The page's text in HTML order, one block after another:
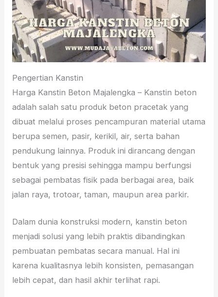
Pengertian Kanstin
Harga Kanstin Beton Majalengka – Kanstin beton
adalah salah satu produk beton pracetak yang
dibuat melalui proses pencampuran material utama
berupa semen, pasir, kerikil, air, serta bahan
pendukung lainnya. Produk ini dirancang dengan
bentuk yang presisi sehingga mampu berfungsi
sebagai pembatas fisik pada berbagai area, baik
jalan raya, trotoar, taman, maupun area parkir.
Dalam dunia konstruksi modern, kanstin beton
menjadi solusi yang lebih praktis dibandingkan
pembuatan pembatas secara manual. Hal ini
karena kualitasnya lebih konsisten, pemasangan
lebih cepat, dan hasil akhir terlihat rapi.